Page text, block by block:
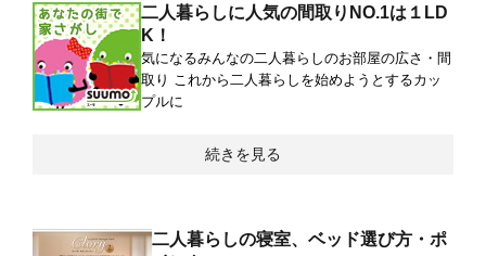
二人暮らしに人気の間取りNO.1は１LD
K！
気になるみんなの二人暮らしのお部屋の広さ・間
取り これから二人暮らしを始めようとするカッ
プルに
続きを見る
二人暮らしの寝室、ベッド選び方・ポ